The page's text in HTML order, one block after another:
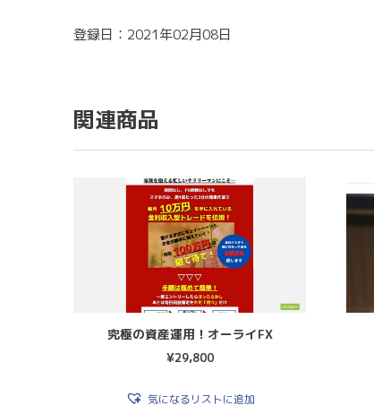
登録日：2021年02月08日
関連商品
究極の資産運用！オーライFX
¥29,800
気になるリストに追加